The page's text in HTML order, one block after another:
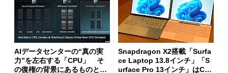
AIデータセンターの“真の実
力”を左右する「CPU」 そ
の復権の背景にあるものと
Snapdragon X2搭載「Surfa
ce Laptop 13.8インチ」「S
urface Pro 13インチ」はCop